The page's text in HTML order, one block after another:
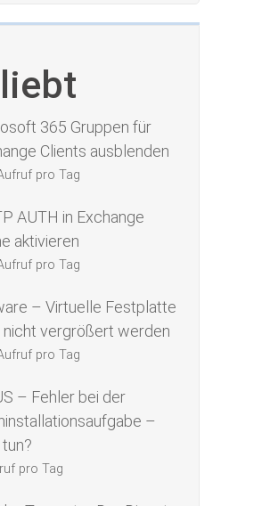
365 Gruppen für
Clients ausblenden
pro Tag
AUTH in Exchange
aktivieren
pro Tag
– Virtuelle Festplatte
nicht vergrößert werden
pro Tag
– Fehler bei der
–
pro Tag